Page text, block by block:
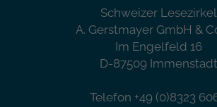
Schweizer Lesezirkel
A. Gerstmayer GmbH &
Im Engelfeld 16
D-87509 Immenstadt
Telefon +49 (0)8323